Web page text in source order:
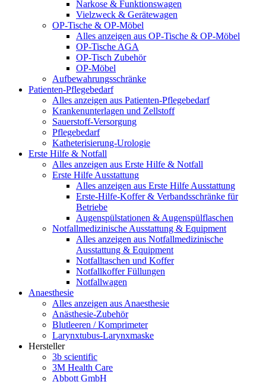
Narkose & Funktionswagen
Vielzweck & Gerätewagen
OP-Tische & OP-Möbel
Alles anzeigen aus OP-Tische & OP-Möbel
OP-Tische AGA
OP-Tisch Zubehör
OP-Möbel
Aufbewahrungsschränke
Patienten-Pflegebedarf
Alles anzeigen aus Patienten-Pflegebedarf
Krankenunterlagen und Zellstoff
Sauerstoff-Versorgung
Pflegebedarf
Katheterisierung-Urologie
Erste Hilfe & Notfall
Alles anzeigen aus Erste Hilfe & Notfall
Erste Hilfe Ausstattung
Alles anzeigen aus Erste Hilfe Ausstattung
Erste‑Hilfe‑Koffer & Verbandsschränke für
Betriebe
Augenspülstationen & Augenspülflaschen
Notfallmedizinische Ausstattung & Equipment
Alles anzeigen aus Notfallmedizinische
Ausstattung & Equipment
Notfalltaschen und Koffer
Notfallkoffer Füllungen
Notfallwagen
Anaesthesie
Alles anzeigen aus Anaesthesie
Anästhesie-Zubehör
Blutleeren / Komprimeter
Larynxtubus-Larynxmaske
Hersteller
3b scientific
3M Health Care
Abbott GmbH